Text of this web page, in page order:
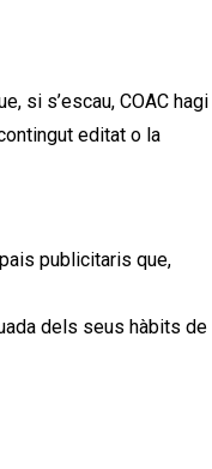
si s’escau, COAC hagi
editat o la
publicitaris que,
dels seus hàbits de